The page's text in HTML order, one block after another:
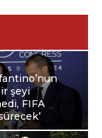
şeyi
FIFA